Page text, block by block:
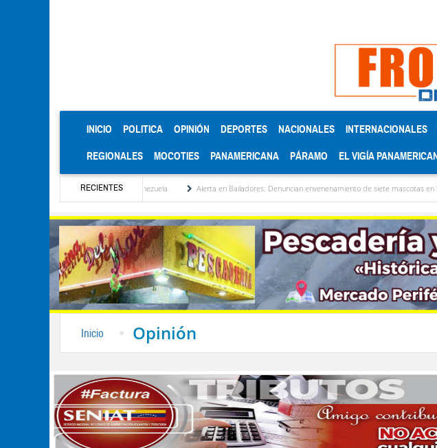
INICIO (CURRENT)
POLITICA OPINIÓN DEPORTES NACIONALES INTERNACIONALES
REGIONALES MOCOTIES PANAMERICANA PÁRAMO EL VIGÍA
RECIENTES
de Venezuela Alerta en Bailadores: Denuncian envenenamiento de siete mascotas en El Rincón de La Laguna
Inicio Opinión